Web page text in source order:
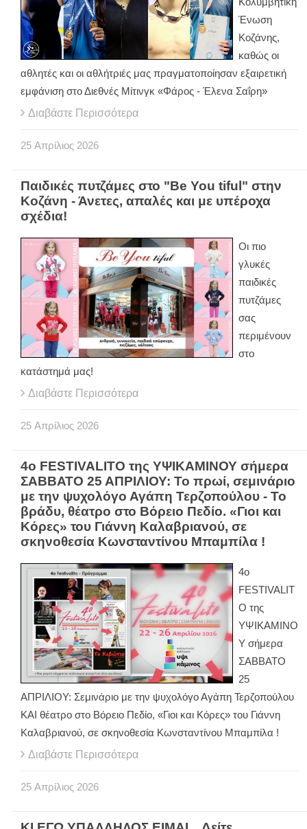
Ένωση
Κοζάνης,
καθώς οι
αθλητές και οι αθλήτριές μας πραγματοποίησαν εξαιρετική
εμφάνιση στο Διεθνές Μίτινγκ «Φάρος - Έλενα Σαΐρη»
Διαβάστε Περισσότερα
25 Απρίλιος 2026
Παιδικές πυτζάμες στο "Be You tiful" στην
Κοζάνη - Άνετες, απαλές και με υπέροχα
σχέδια!
Οι πιο
γλυκές
παιδικές
πυτζάμες
σας
περιμένουν
στο
κατάστημά μας!
Διαβάστε Περισσότερα
25 Απρίλιος 2026
4ο FESTIVALITO της ΥΨΙΚΑΜΙΝΟΥ σήμερα
ΣΑΒΒΑΤΟ 25 ΑΠΡΙΛΙΟΥ: Το πρωί, σεμινάριο
με την ψυχολόγο Αγάπη Τερζοπούλου - Το
βράδυ, θέατρο στο Βόρειο Πεδίο. «Γιοι και
Κόρες» του Γιάννη Καλαβριανού, σε
σκηνοθεσία Κωνσταντίνου Μπαμπίλα !
4ο
FESTIVALIT
O της
ΥΨΙΚΑΜΙΝΟ
Υ σήμερα
ΣΑΒΒΑΤΟ
25
ΑΠΡΙΛΙΟΥ: Σεμινάριο με την ψυχολόγο Αγάπη Τερζοπούλου
ΚΑΙ θέατρο στο Βόρειο Πεδίο, «Γιοι και Κόρες» του Γιάννη
Καλαβριανού, σε σκηνοθεσία Κωνσταντίνου Μπαμπίλα !
Διαβάστε Περισσότερα
25 Απρίλιος 2026